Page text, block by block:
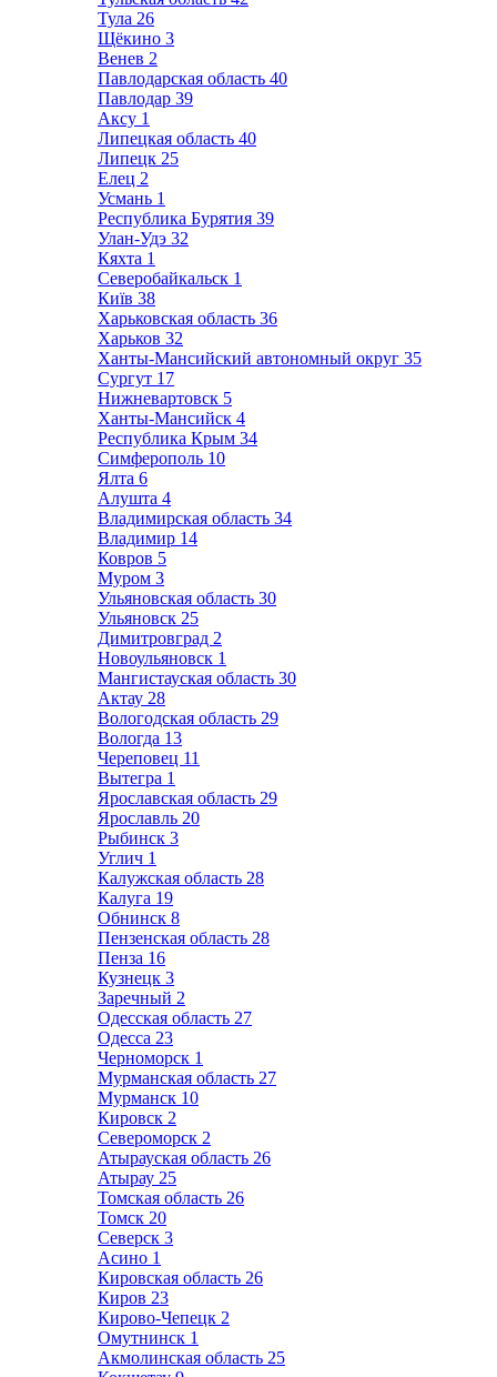
Тула 26
Щёкино 3
Венев 2
Павлодарская область 40
Павлодар 39
Аксу 1
Липецкая область 40
Липецк 25
Елец 2
Усмань 1
Республика Бурятия 39
Улан-Удэ 32
Кяхта 1
Северобайкальск 1
Київ 38
Харьковская область 36
Харьков 32
Ханты-Мансийский автономный округ 35
Сургут 17
Нижневартовск 5
Ханты-Мансийск 4
Республика Крым 34
Симферополь 10
Ялта 6
Алушта 4
Владимирская область 34
Владимир 14
Ковров 5
Муром 3
Ульяновская область 30
Ульяновск 25
Димитровград 2
Новоульяновск 1
Мангистауская область 30
Актау 28
Вологодская область 29
Вологда 13
Череповец 11
Вытегра 1
Ярославская область 29
Ярославль 20
Рыбинск 3
Углич 1
Калужская область 28
Калуга 19
Обнинск 8
Пензенская область 28
Пенза 16
Кузнецк 3
Заречный 2
Одесская область 27
Одесса 23
Черноморск 1
Мурманская область 27
Мурманск 10
Кировск 2
Североморск 2
Атырауская область 26
Атырау 25
Томская область 26
Томск 20
Северск 3
Асино 1
Кировская область 26
Киров 23
Кирово-Чепецк 2
Омутнинск 1
Акмолинская область 25